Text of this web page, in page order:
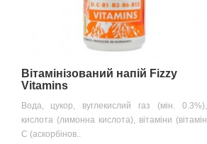
Вітамінізований напій Fizzy
Vitamins
Вода, цукор, вуглекислий газ (мін. 0.3%),
кислота (лимонна кислота), вітаміни (вітамін
С (аскорбінов..